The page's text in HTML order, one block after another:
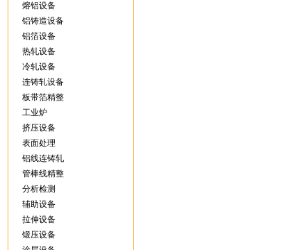
熔铝设备
铝铸造设备
铝箔设备
热轧设备
冷轧设备
连铸轧设备
板带箔精整
工业炉
挤压设备
表面处理
铝线连铸轧
管棒线精整
分析检测
辅助设备
拉伸设备
锻压设备